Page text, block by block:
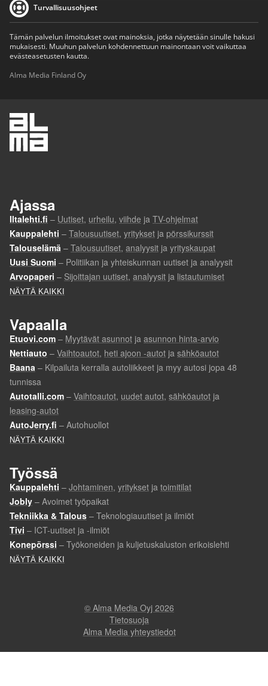
Turvallisuusohjeet
Tämän palvelun ilmoitukset ovat mainoksia, jotka näytetään sinulle hakusi
mukaisesti. Muuhun palvelun kohdennettuun mainontaan voit vaikuttaa
evästeasetusten kautta.
Alma Media Finland Oy